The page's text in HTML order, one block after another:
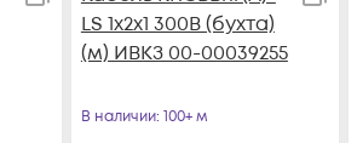
LS 1х2х1 300В (бухта)
(м) ИВКЗ 00-00039255
В наличии: 100+ м